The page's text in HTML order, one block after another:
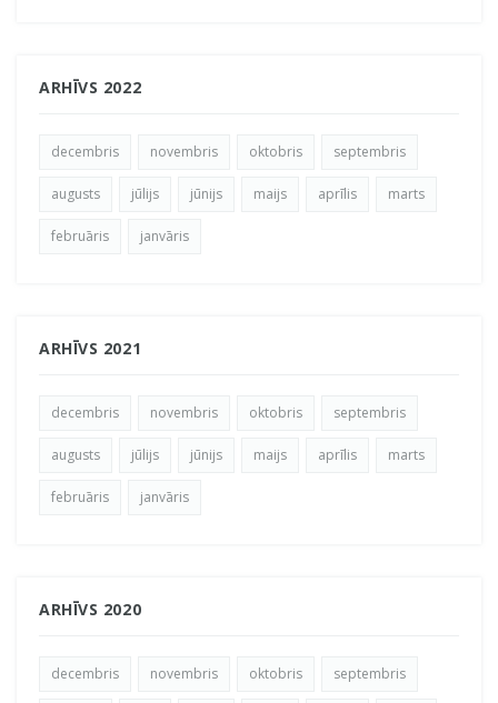
ARHĪVS 2022
decembris novembris oktobris septembris
augusts jūlijs jūnijs maijs aprīlis marts
februāris janvāris
ARHĪVS 2021
decembris novembris oktobris septembris
augusts jūlijs jūnijs maijs aprīlis marts
februāris janvāris
ARHĪVS 2020
decembris novembris oktobris septembris